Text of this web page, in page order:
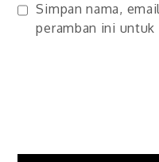
Simpan nama,
peramban ini